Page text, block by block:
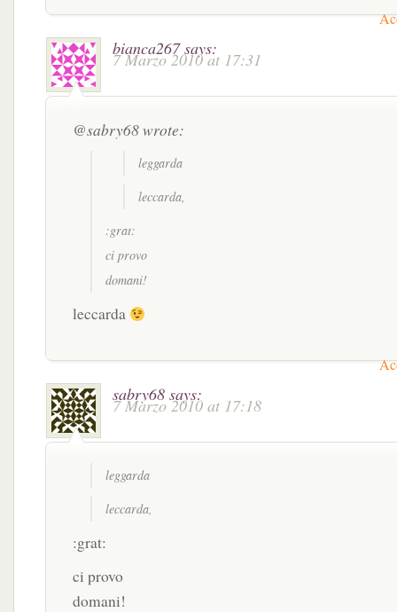
bianca267 says:
7 Marzo 2010 at 17:31
@sabry68 wrote:
leggarda
leccarda,
:grat:
ci provo
domani!
leccarda
sabry68 says:
7 Marzo 2010 at 17:18
leggarda
leccarda,
:grat:
ci provo
domani!